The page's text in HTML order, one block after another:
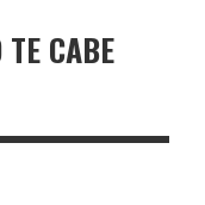
TE CABE